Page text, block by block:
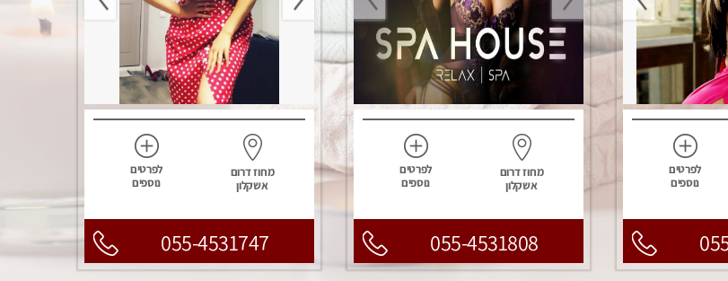
לפרטים
נוספים
מחוז דרום
אשקלון
לפרטים
נוספים
055-4531808
מחוז דרום
אשקלון
לפרטים
נוספים
055-4531747